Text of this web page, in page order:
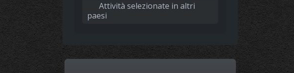
Attività selezionate in altri
paesi